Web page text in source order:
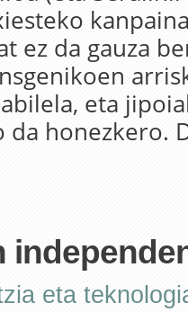
ez da gauza
eta
da honezkero.
eta